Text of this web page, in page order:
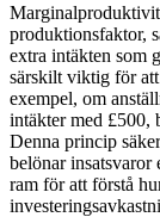
produktionsfaktor,
extra intäkten som
särskilt viktig för
exempel, om
intäkter med £500,
Denna princip
belönar insatsvaror
ram för att förstå